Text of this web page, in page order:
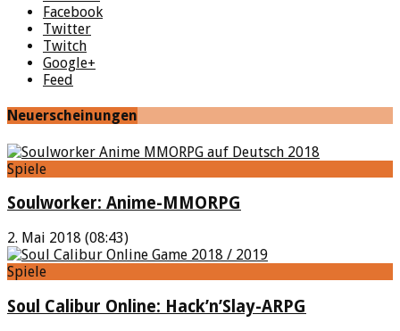
Facebook
Twitter
Twitch
Google+
Feed
Neuerscheinungen
Spiele
Soulworker: Anime-MMORPG
2. Mai 2018 (08:43)
Spiele
Soul Calibur Online: Hack’n’Slay-ARPG